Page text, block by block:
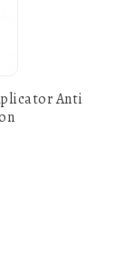
Anti